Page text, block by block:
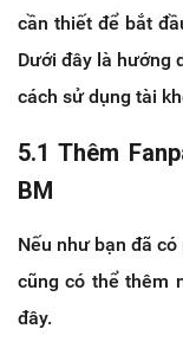
cần thiết để bắt
Dưới đây là hướng
cách sử dụng tài
5.1 Thêm
BM
Nếu như bạn đã
cũng có thể thêm
đây.